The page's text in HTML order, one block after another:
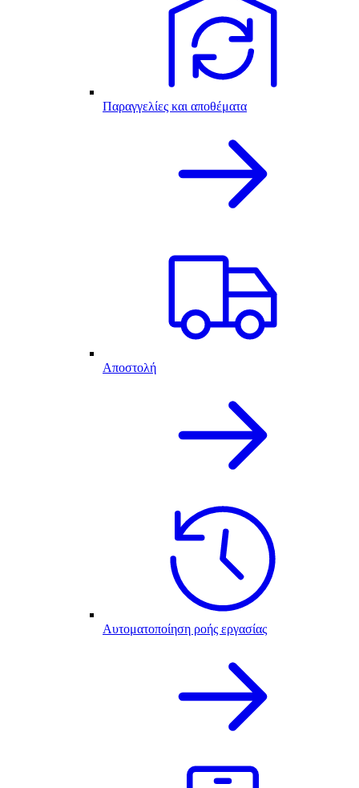
Παραγγελίες και αποθέματα
Αποστολή
Αυτοματοποίηση ροής εργασίας